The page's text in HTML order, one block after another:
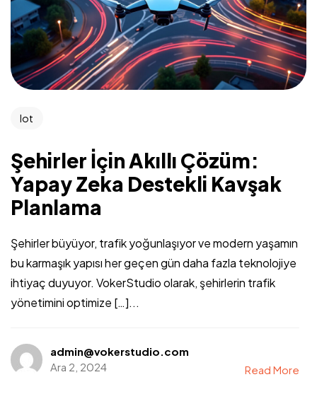
Iot
Şehirler İçin Akıllı Çözüm:
Yapay Zeka Destekli Kavşak
Planlama
Şehirler büyüyor, trafik yoğunlaşıyor ve modern yaşamın
bu karmaşık yapısı her geçen gün daha fazla teknolojiye
ihtiyaç duyuyor. VokerStudio olarak, şehirlerin trafik
yönetimini optimize […]...
admin@vokerstudio.com
Ara 2, 2024
Read More